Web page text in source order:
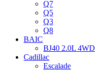
Q7
Q5
Q3
Q8
BAIC
BJ40 2.0L 4WD
Cadillac
Escalade